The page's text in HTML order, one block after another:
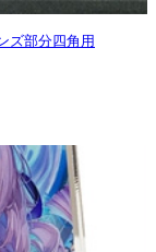
ズ部分四角用